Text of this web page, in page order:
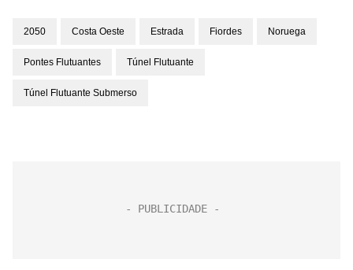
2050 Costa Oeste Estrada Fiordes Noruega
Pontes Flutuantes Túnel Flutuante
Túnel Flutuante Submerso